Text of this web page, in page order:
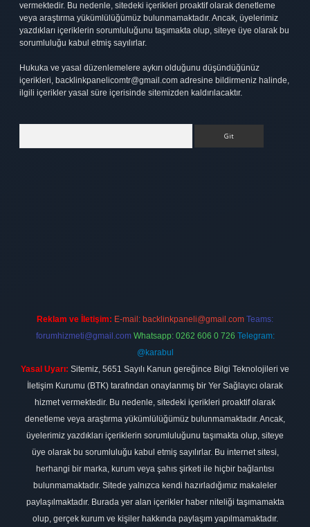
vermektedir. Bu nedenle, sitedeki içerikleri proaktif olarak denetleme
veya araştırma yükümlülüğümüz bulunmamaktadır. Ancak, üyelerimiz
yazdıkları içeriklerin sorumluluğunu taşımakta olup, siteye üye olarak bu
sorumluluğu kabul etmiş sayılırlar.
Hukuka ve yasal düzenlemelere aykırı olduğunu düşündüğünüz
içerikleri, backlinkpanelicomtr@gmail.com adresine bildirmeniz halinde,
ilgili içerikler yasal süre içerisinde sitemizden kaldırılacaktır.
Reklam ve İletişim: E-mail: backlinkpaneli@gmail.com Teams:
forumhizmeti@gmail.com Whatsapp: 0262 606 0 726 Telegram:
@karabul
Yasal Uyarı: Sitemiz, 5651 Sayılı Kanun gereğince Bilgi Teknolojileri ve
İletişim Kurumu (BTK) tarafından onaylanmış bir Yer Sağlayıcı olarak
hizmet vermektedir. Bu nedenle, sitedeki içerikleri proaktif olarak
denetleme veya araştırma yükümlülüğümüz bulunmamaktadır. Ancak,
üyelerimiz yazdıkları içeriklerin sorumluluğunu taşımakta olup, siteye
üye olarak bu sorumluluğu kabul etmiş sayılırlar. Bu internet sitesi,
herhangi bir marka, kurum veya şahıs şirketi ile hiçbir bağlantısı
bulunmamaktadır. Sitede yalnızca kendi hazırladığımız makaleler
paylaşılmaktadır. Burada yer alan içerikler haber niteliği taşımamakta
olup, gerçek kurum ve kişiler hakkında paylaşım yapılmamaktadır.